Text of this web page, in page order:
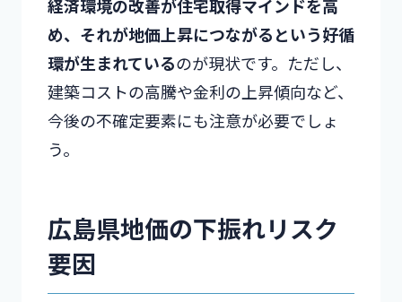
経済環境の改善が住宅取得マインドを高
め、それが地価上昇につながるという好循
環が生まれているのが現状です。ただし、
建築コストの高騰や金利の上昇傾向など、
今後の不確定要素にも注意が必要でしょ
う。
広島県地価の下振れリスク
要因